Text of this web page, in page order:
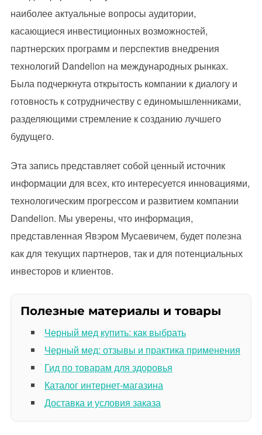
наиболее актуальные вопросы аудитории,
касающиеся инвестиционных возможностей,
партнерских программ и перспектив внедрения
технологий Dandelion на международных рынках.
Была подчеркнута открытость компании к диалогу и
готовность к сотрудничеству с единомышленниками,
разделяющими стремление к созданию лучшего
будущего.
Эта запись представляет собой ценный источник
информации для всех, кто интересуется инновациями,
технологическим прогрессом и развитием компании
Dandelion. Мы уверены, что информация,
представленная Явэром Мусаевичем, будет полезна
как для текущих партнеров, так и для потенциальных
инвесторов и клиентов.
Полезные материалы и товары
Черный мед купить: как выбрать
Черный мед: отзывы и практика применения
Гид по товарам для здоровья
Каталог интернет-магазина
Доставка и условия заказа